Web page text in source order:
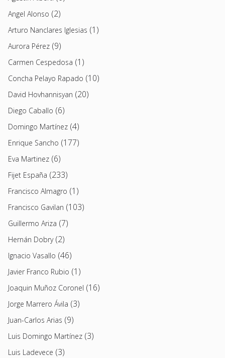
Angel Alonso (2)
Arturo Nanclares Iglesias (1)
Aurora Pérez (9)
Carmen Cespedosa (1)
Concha Pelayo Rapado (10)
David Hovhannisyan (20)
Diego Caballo (6)
Domingo Martínez (4)
Enrique Sancho (177)
Eva Martinez (6)
Fijet España (233)
Francisco Almagro (1)
Francisco Gavilan (103)
Guillermo Ariza (7)
Hernán Dobry(2)
Ignacio Vasallo (46)
Javier Franco Rubio (1)
Joaquin Muñoz Coronel (16)
Jorge Marrero Ávila (3)
Juan-Carlos Arias (9)
Luis Domingo Martínez (3)
Luis Ladevece (3)